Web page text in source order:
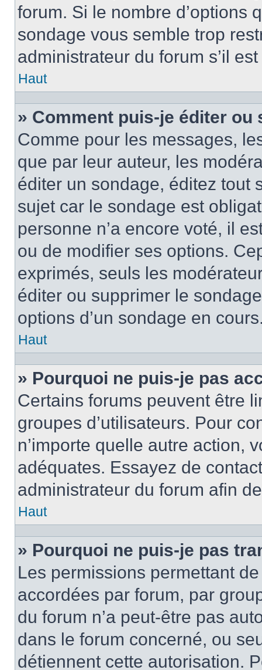
forum. Si le nombre d’options
sondage vous semble trop
administrateur du forum s’il
Haut
» Comment puis-je éditer ou
Comme pour les messages,
que par leur auteur, les
éditer un sondage, éditez tout
sujet car le sondage est
personne n’a encore voté, il
ou de modifier ses options.
exprimés, seuls les
éditer ou supprimer le
options d’un sondage en
Haut
» Pourquoi ne puis-je pas
Certains forums peuvent être
groupes d’utilisateurs. Pour
n’importe quelle autre action,
adéquates. Essayez de
administrateur du forum afin
Haut
» Pourquoi ne puis-je pas
Les permissions permettant
accordées par forum, par
du forum n’a peut-être pas
dans le forum concerné, ou
détiennent cette autorisation.